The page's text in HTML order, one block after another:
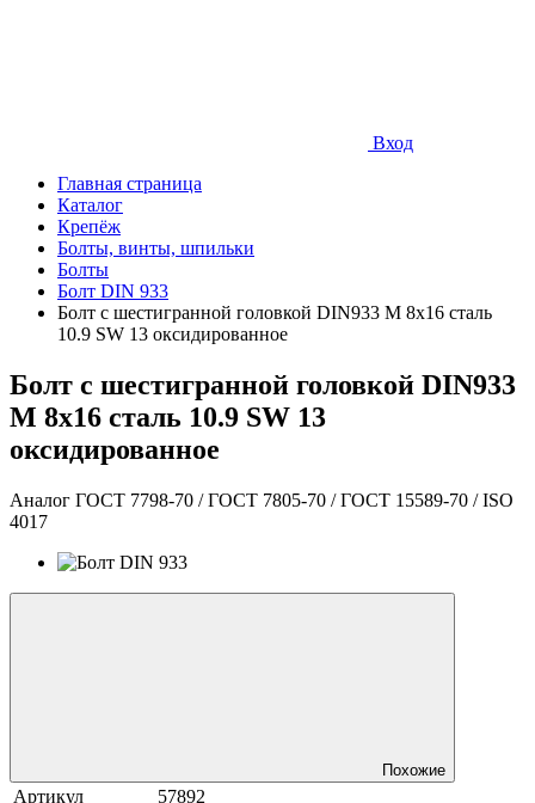
Вход
Главная страница
Каталог
Крепёж
Болты, винты, шпильки
Болты
Болт DIN 933
Болт с шестигранной головкой DIN933 М 8х16 сталь
10.9 SW 13 оксидированное
Болт с шестигранной головкой DIN933
М 8х16 сталь 10.9 SW 13
оксидированное
Аналог ГОСТ 7798-70 / ГОСТ 7805-70 / ГОСТ 15589-70 / ISO
4017
Похожие
Артикул
57892